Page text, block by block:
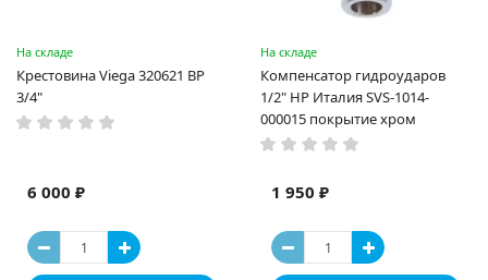
На складе
Крестовина Viega 320621 ВР
3/4"
6 000 ₽
На складе
Компенсатор гидроударов
1/2" НР Италия SVS-1014-
000015 покрытие хром
1 950 ₽